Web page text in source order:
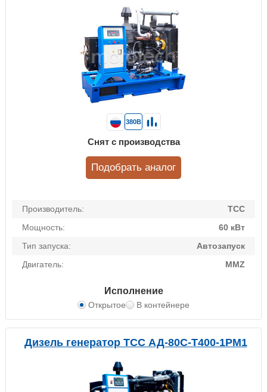
Производитель:
ТСС
Мощность:
60 кВт
Тип запуска:
Автозапуск
Двигатель:
MMZ
Исполнение
Открытое В контейнере
380В
Снят с производства
Подобрать аналог
Дизель генератор ТСС АД-80С-Т400-1РМ1